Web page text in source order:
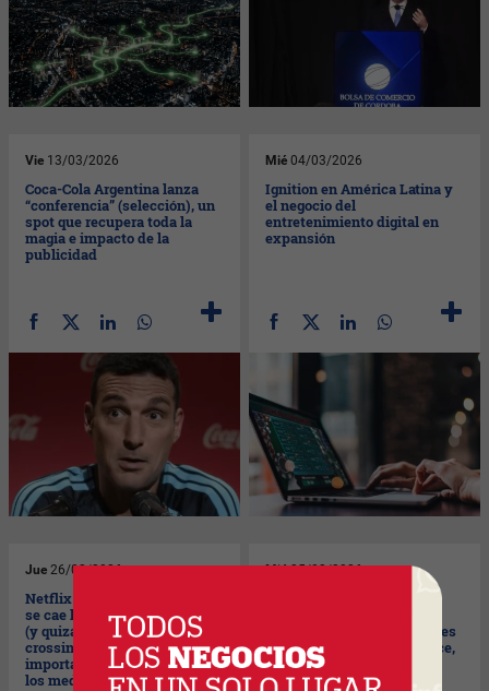
Vie 13/03/2026
Coca-Cola Argentina lanza
“conferencia” (selección), un
spot que recupera toda la
magia e impacto de la
publicidad
Mié 04/03/2026
Ignition en América Latina y
el negocio del
entretenimiento digital en
expansión
Jue 26/02/2026
Netflix anuncia al mundo que
se cae la compra de Warner
(y quizás la operación de
crossing media más
importante de la historia de
los medios)
Mié25/02/2026
Guadalajara y resto de sedes
(lo que ningún medio te dice,
aquí)